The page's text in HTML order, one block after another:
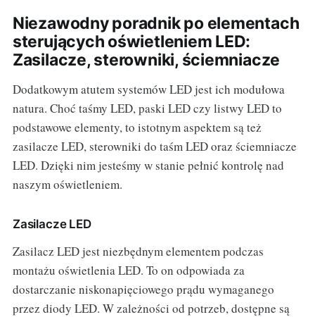
Niezawodny poradnik po elementach
sterujących oświetleniem LED:
Zasilacze, sterowniki, ściemniacze
Dodatkowym atutem systemów LED jest ich modułowa
natura. Choć taśmy LED, paski LED czy listwy LED to
podstawowe elementy, to istotnym aspektem są też
zasilacze LED, sterowniki do taśm LED oraz ściemniacze
LED. Dzięki nim jesteśmy w stanie pełnić kontrolę nad
naszym oświetleniem.
Zasilacze LED
Zasilacz LED jest niezbędnym elementem podczas
montażu oświetlenia LED. To on odpowiada za
dostarczanie niskonapięciowego prądu wymaganego
przez diody LED. W zależności od potrzeb, dostępne są